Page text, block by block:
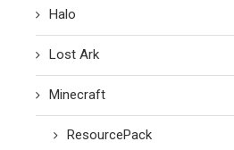
Halo
Lost Ark
Minecraft
ResourcePack